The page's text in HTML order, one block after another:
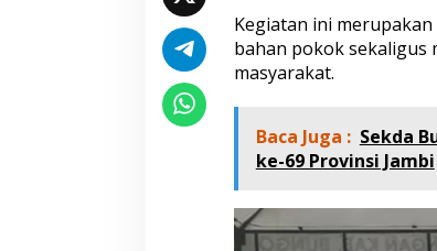
,
i
k
n
H
Kegiatan ini
bahan pokok sekaligus
masyarakat.
Baca Juga : Sekda
ke-69 Provinsi Jambi